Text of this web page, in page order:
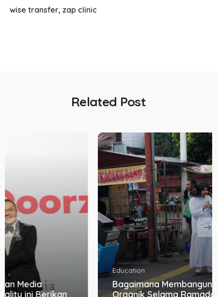
wise transfer zap clinic
Related Post
Education
Bagaimana Membangun Percakapan
Organik Selama Ramadan Tanpa Hard